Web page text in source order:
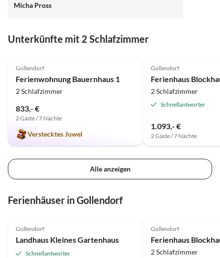
Micha Pross
Unterkünfte mit 2 Schlafzimmer
Gollendorf
Ferienwohnung Bauernhaus 1
2 Schlafzimmer
833,- €
2 Gäste / 7 Nächte
Verstecktes Juwel
Gollendorf
Ferienhaus
2 Schlafzimmer
Schnellantworter
1.093,- €
2 Gäste / 7 Nächte
Alle anzeigen
Ferienhäuser in Gollendorf
Gollendorf
Landhaus Kleines Gartenhaus
Schnellantworter
Gollendorf
Ferienhaus
2 Schlafzimmer